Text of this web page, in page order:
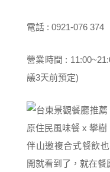
電話 : 0921-076 374
營業時間 :
議3天前預定)
伴山邀複合式餐飲
開就看到了，就在餐